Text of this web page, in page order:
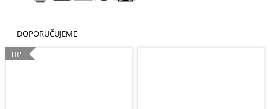
DOPORUČUJEME
TIP